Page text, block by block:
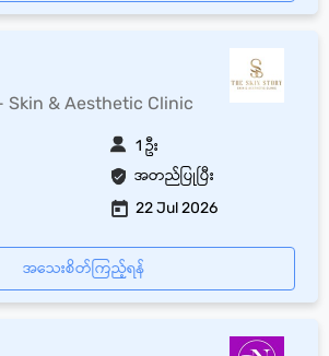
Skin & Aesthetic Clinic
အတည်ပြုပြီး
1 ဦး
22 Jul 2026
အသေးစိတ်ကြည့်ရန်